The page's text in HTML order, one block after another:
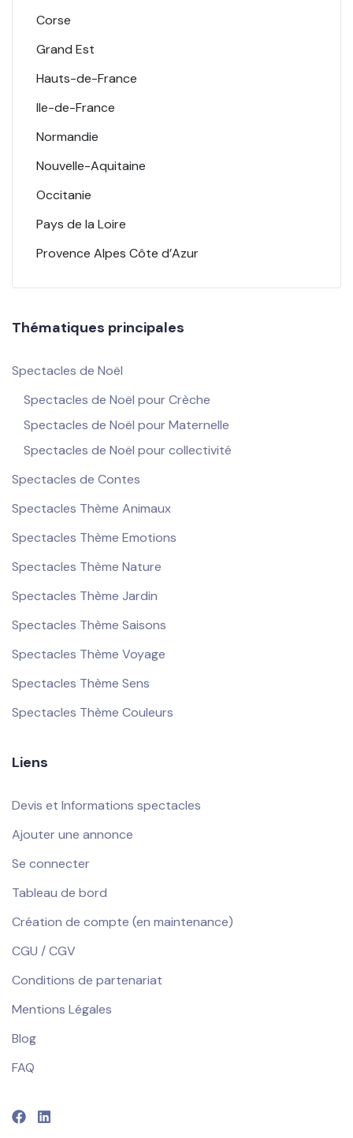
Corse
Grand Est
Hauts-de-France
Ile-de-France
Normandie
Nouvelle-Aquitaine
Occitanie
Pays de la Loire
Provence Alpes Côte d’Azur
Thématiques principales
Spectacles de Noël
Spectacles de Noël pour Crèche
Spectacles de Noël pour Maternelle
Spectacles de Noël pour collectivité
Spectacles de Contes
Spectacles Thème Animaux
Spectacles Thème Emotions
Spectacles Thème Nature
Spectacles Thème Jardin
Spectacles Thème Saisons
Spectacles Thème Voyage
Spectacles Thème Sens
Spectacles Thème Couleurs
Liens
Devis et Informations spectacles
Ajouter une annonce
Se connecter
Tableau de bord
Création de compte (en maintenance)
CGU / CGV
Conditions de partenariat
Mentions Légales
Blog
FAQ